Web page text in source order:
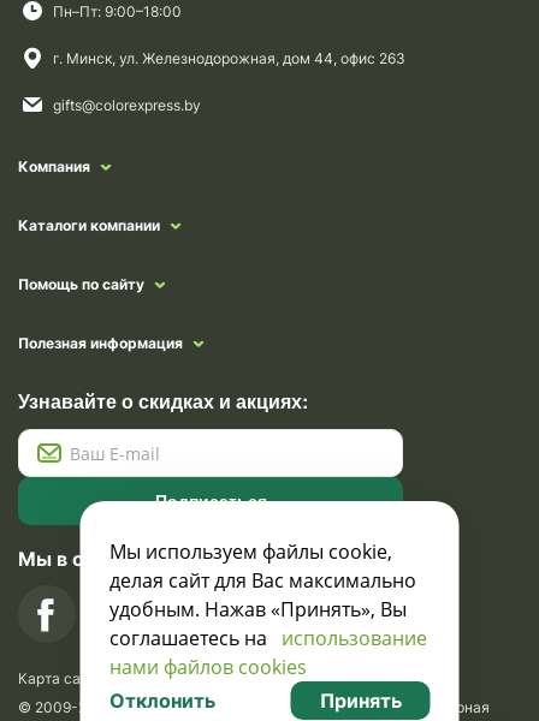
Пн–Пт: 9:00–18:00
г. Минск, ул. Железнодорожная, дом 44, офис 263
gifts@colorexpress.by
Компания
Каталоги компании
Помощь по сайту
Полезная информация
Узнавайте о скидках и акциях:
Подписаться
Мы в социальных сетях
Карта сайта
© 2009-2026 Krasavik.by. Сувениры оптом. Рекламно-сувенирная
Мы используем файлы cookie,
делая сайт для Вас максимально
удобным. Нажав «Принять», Вы
соглашаетесь на использование
нами файлов cookies
Отклонить Принять